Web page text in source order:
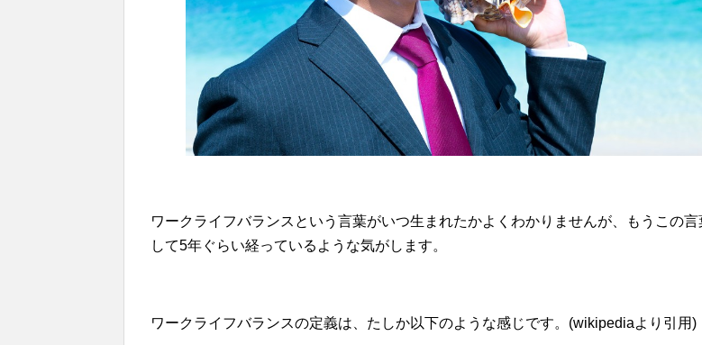
ワークライフバランスという言葉がいつ生まれたかよくわかりませんが、もうこの言
して5年ぐらい経っているような気がします。
ワークライフバランスの定義は、たしか以下のような感じです。(wikipediaより引用)